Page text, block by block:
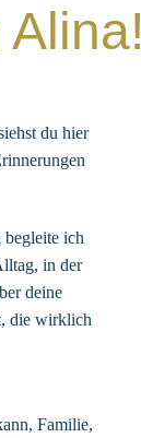
du hier
begleite ich
in der
deine
die wirklich
Familie,